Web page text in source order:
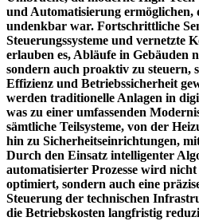
und Automatisierung ermöglichen,
undenkbar war. Fortschrittliche
Steuerungssysteme und vernetzte
erlauben es, Abläufe in Gebäuden
sondern auch proaktiv zu steuern,
Effizienz und Betriebssicherheit
werden traditionelle Anlagen in
was zu einer umfassenden
sämtliche Teilsysteme, von der
hin zu Sicherheitseinrichtungen,
Durch den Einsatz intelligenter
automatisierter Prozesse wird
optimiert, sondern auch eine
Steuerung der technischen
die Betriebskosten langfristig